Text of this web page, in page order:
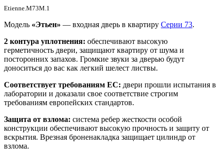
Etienne.M73M.1
Модель «Этьен» — входная дверь в квартиру Серии 73.
2 контура уплотнения: обеспечивают высокую
герметичность двери, защищают квартиру от шума и
посторонних запахов. Громкие звуки за дверью будут
доноситься до вас как легкий шелест листвы.
Соответствует требованиям ЕС: двери прошли испытания в
лаборатории и доказали свое соответствие строгим
требованиям европейских стандартов.
Защита от взлома: система ребер жесткости особой
конструкции обеспечивают высокую прочность и защиту от
вскрытия. Врезная броненакладка защищает цилиндр от
взлома.